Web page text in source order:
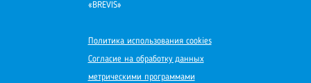
«BREVIS»
Политика использования cookies
Согласие на обработку данных
метрическими программами